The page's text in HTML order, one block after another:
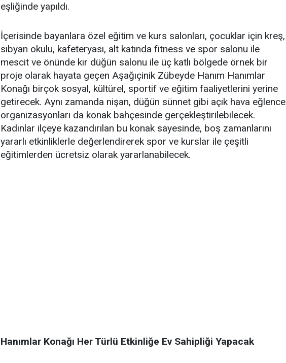
eşliğinde yapıldı.
İçerisinde bayanlara özel eğitim ve kurs salonları, çocuklar için kreş,
sıbyan okulu, kafeteryası, alt katında fitness ve spor salonu ile
mescit ve önünde kır düğün salonu ile üç katlı bölgede örnek bir
proje olarak hayata geçen Aşağıçinik Zübeyde Hanım Hanımlar
Konağı birçok sosyal, kültürel, sportif ve eğitim faaliyetlerini yerine
getirecek. Aynı zamanda nişan, düğün sünnet gibi açık hava eğlence
organizasyonları da konak bahçesinde gerçekleştirilebilecek.
Kadınlar ilçeye kazandırılan bu konak sayesinde, boş zamanlarını
yararlı etkinliklerle değerlendirerek spor ve kurslar ile çeşitli
eğitimlerden ücretsiz olarak yararlanabilecek.
Hanımlar Konağı Her Türlü Etkinliğe Ev Sahipliği Yapacak